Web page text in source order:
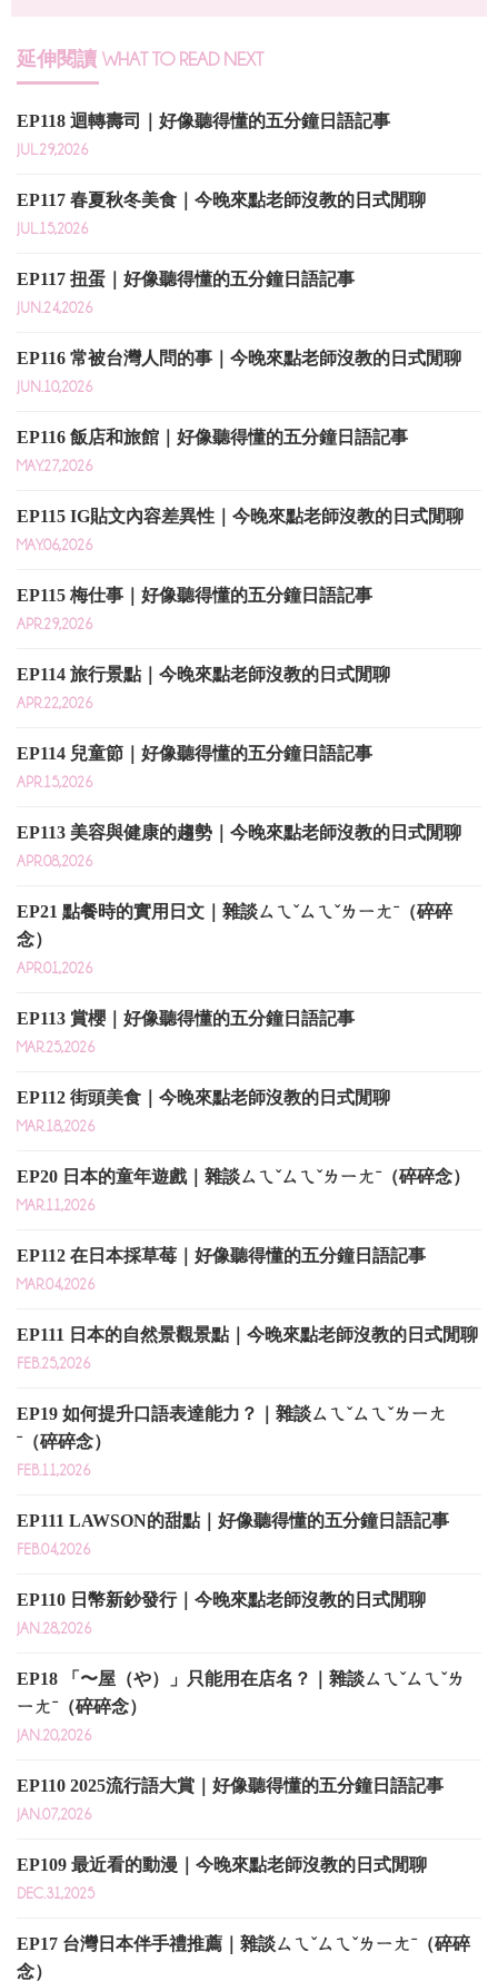
延伸閱讀 WHAT TO READ NEXT
EP118 迴轉壽司｜好像聽得懂的五分鐘日語記事
JUL.29,2026
EP117 春夏秋冬美食｜今晚來點老師沒教的日式閒聊
JUL.15,2026
EP117 扭蛋｜好像聽得懂的五分鐘日語記事
JUN.24,2026
EP116 常被台灣人問的事｜今晚來點老師沒教的日式閒聊
JUN.10,2026
EP116 飯店和旅館｜好像聽得懂的五分鐘日語記事
MAY.27,2026
EP115 IG貼文內容差異性｜今晚來點老師沒教的日式閒聊
MAY.06,2026
EP115 梅仕事｜好像聽得懂的五分鐘日語記事
APR.29,2026
EP114 旅行景點｜今晚來點老師沒教的日式閒聊
APR.22,2026
EP114 兒童節｜好像聽得懂的五分鐘日語記事
APR.15,2026
EP113 美容與健康的趨勢｜今晚來點老師沒教的日式閒聊
APR.08,2026
EP21 點餐時的實用日文｜雜談ㄙㄟˇㄙㄟˇㄌㄧㄤˉ（碎碎
念）
APR.01,2026
EP113 賞櫻｜好像聽得懂的五分鐘日語記事
MAR.25,2026
EP112 街頭美食｜今晚來點老師沒教的日式閒聊
MAR.18,2026
EP20 日本的童年遊戲｜雜談ㄙㄟˇㄙㄟˇㄌㄧㄤˉ（碎碎念）
MAR.11,2026
EP112 在日本採草莓｜好像聽得懂的五分鐘日語記事
MAR.04,2026
EP111 日本的自然景觀景點｜今晚來點老師沒教的日式閒聊
FEB.25,2026
EP19 如何提升口語表達能力？｜雜談ㄙㄟˇㄙㄟˇㄌㄧㄤ
ˉ（碎碎念）
FEB.11,2026
EP111 LAWSON的甜點｜好像聽得懂的五分鐘日語記事
FEB.04,2026
EP110 日幣新鈔發行｜今晚來點老師沒教的日式閒聊
JAN.28,2026
EP18 「〜屋（や）」只能用在店名？｜雜談ㄙㄟˇㄙㄟˇㄌ
ㄧㄤˉ（碎碎念）
JAN.20,2026
EP110 2025流行語大賞｜好像聽得懂的五分鐘日語記事
JAN.07,2026
EP109 最近看的動漫｜今晚來點老師沒教的日式閒聊
DEC.31,2025
EP17 台灣日本伴手禮推薦｜雜談ㄙㄟˇㄙㄟˇㄌㄧㄤˉ（碎碎
念）